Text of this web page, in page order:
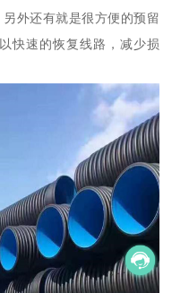
外还有就是很方便的预留
快速的恢复线路，减少损